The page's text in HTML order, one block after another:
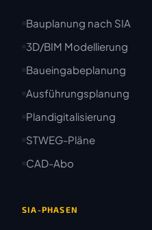
Bauplanung nach SIA
3D/BIM Modellierung
Baueingabeplanung
Ausführungsplanung
Plandigitalisierung
STWEG-Pläne
CAD-Abo
SIA-PHASEN